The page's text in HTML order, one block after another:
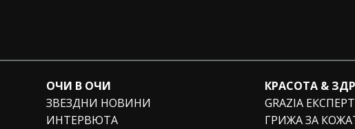
ОЧИ В ОЧИ
ЗВЕЗДНИ НОВИНИ
ИНТЕРВЮТА
КРАСОТА &
GRAZIA
ГРИЖА ЗА